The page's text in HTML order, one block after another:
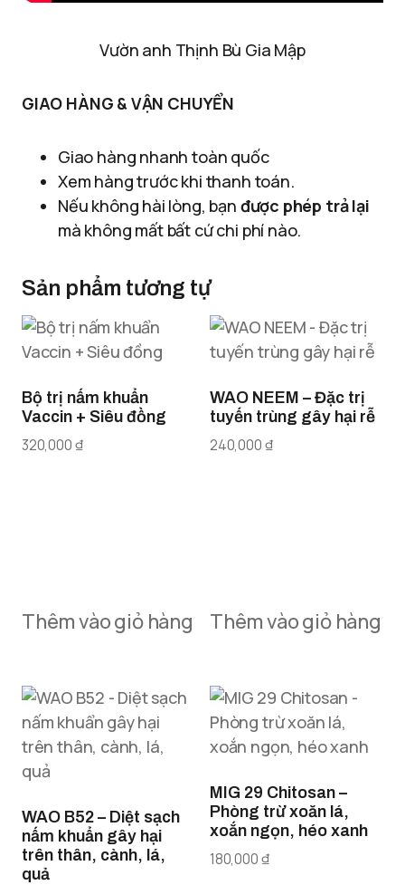
Vườn anh Thịnh Bù Gia Mập
GIAO HÀNG & VẬN CHUYỂN
Giao hàng nhanh toàn quốc
Xem hàng trước khi thanh toán.
Nếu không hài lòng, bạn được phép trả lại
mà không mất bất cứ chi phí nào.
Sản phẩm tương tự
Bộ trị nấm khuẩn
Vaccin + Siêu đồng
320,000₫
Thêm vào giỏ hàng
WAO NEEM – Đặc trị
tuyến trùng gây hại rễ
240,000₫
Thêm vào giỏ hàng
WAO B52 – Diệt sạch
nấm khuẩn gây hại
trên thân, cành, lá,
quả
MIG 29 Chitosan –
Phòng trừ xoăn lá,
xoắn ngọn, héo xanh
180,000₫